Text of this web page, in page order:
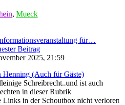
, Mueck
für…
Beitrag
2025, 21:59
Henning (Auch für Gäste)
Schreibrecht..und ist auch
in dieser Rubrik
Links in der Schoutbox nicht verloren